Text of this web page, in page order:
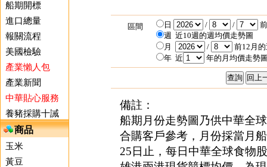
船期開標
進口總量
報關流程
美國檢驗
產業懶人包
產業新聞
中華貼心服務
養豬採購十誡
商品
玉米
黃豆
區間 日 / /
週 近10週的週均價走勢圖
月
/
前12月
年近 年的月均價走勢
備註：
船期月份走勢圖乃供中華全
合購客戶參考，月份採當月
25日止，每日中華全球食物